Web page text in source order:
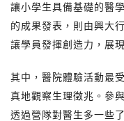
讓小學生具備基礎的醫
的成果發表，則由興大
讓學員發揮創造力，展
其中，醫院體驗活動最
真地觀察生理徵兆。參
透過營隊對醫生多一些